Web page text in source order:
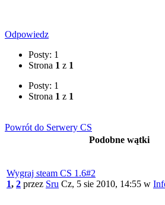
Odpowiedz
Posty: 1
Strona 1 z 1
Posty: 1
Strona 1 z 1
Powrót do Serwery CS
Podobne wątki
Wygraj steam CS 1.6#2
1, 2 przez Sru Cz, 5 sie 2010, 14:55 w